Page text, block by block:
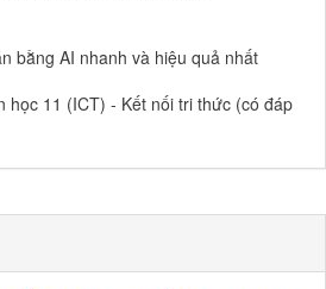
bằng AI nhanh và hiệu quả nhất
học 11 (ICT) - Kết nối tri thức (có đáp